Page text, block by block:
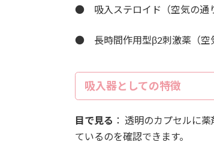
● 吸入ステロイド（空気の通
● 長時間作用型β2刺激薬（空
吸入器としての特徴
目で見る ： 透明のカプセルに
ているのを確認できます。